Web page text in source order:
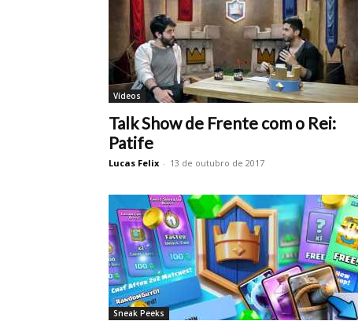
Vídeos
Talk Show de Frente com o Rei:
Patife
Lucas Felix - 13 de outubro de 2017
Sneak Peeks